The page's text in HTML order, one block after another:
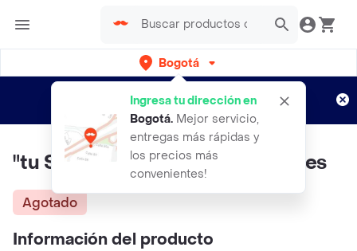
Bogotá
Ingresa tu dirección en
Bogotá. Mejor servicio,
entregas más rápidas y
los precios más
convenientes!
envíos gratis por semanas
Aplican TyC
"tu Sonrisa" Bouquet 10 Girasoles
Agotado
Información del producto